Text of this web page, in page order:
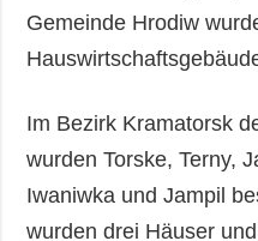
Gemeinde Hrodiw
Im Bezirk Kramatorsk
wurden Torske, Terny,
Iwaniwka und Jampil
wurden drei Häuser